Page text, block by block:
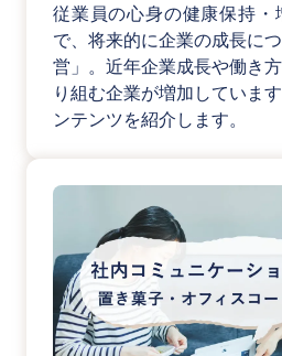
従業員の心身の健康保持・
で、将来的に企業の成長に
営」。近年企業成長や働き
り組む企業が増加していま
ンテンツを紹介します。